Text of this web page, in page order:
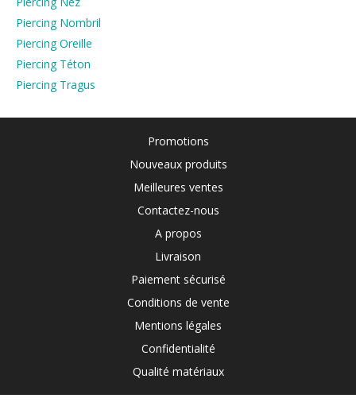
Piercing Nombril
Piercing Oreille
Piercing Téton
Piercing Tragus
Promotions
Nouveaux produits
Meilleures ventes
Contactez-nous
A propos
Livraison
Paiement sécurisé
Conditions de vente
Mentions légales
Confidentialité
Qualité matériaux